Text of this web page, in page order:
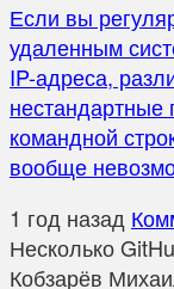
Если вы
удаленным
IP-адреса,
нестандартные
командной
вообще
1 год назад
Несколько
Кобзарёв